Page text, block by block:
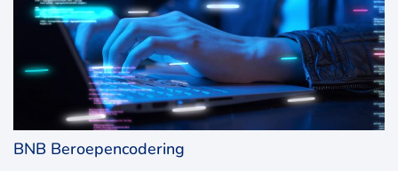
BNB Beroepencodering